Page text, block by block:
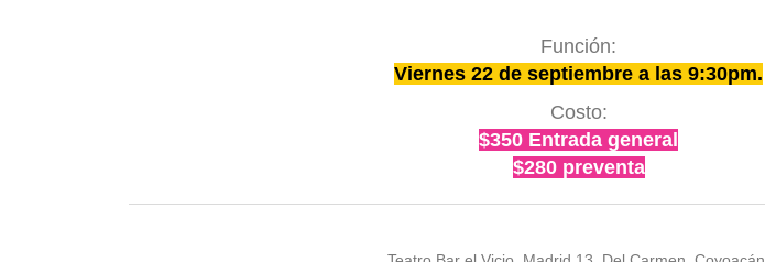
Función:
Viernes 22 de septiembre a las 9:30pm.
Costo:
$350 Entrada general
$280 preventa